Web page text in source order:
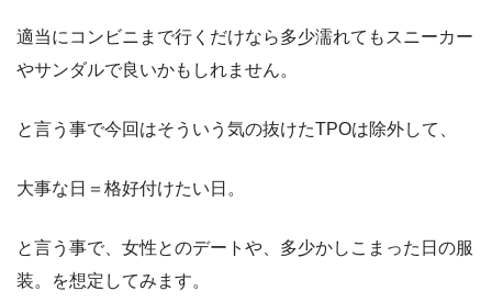
適当にコンビニまで行くだけなら多少濡れてもスニーカー
やサンダルで良いかもしれません。
と言う事で今回はそういう気の抜けたTPOは除外して、
大事な日＝格好付けたい日。
と言う事で、女性とのデートや、多少かしこまった日の服
装。を想定してみます。